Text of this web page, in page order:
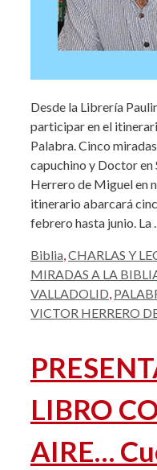
Desde la Librería
participar en el
Palabra. Cinco
capuchino y Doctor
Herrero de Miguel en
itinerario abarcará
febrero hasta junio. La
Etiquetas
Biblia CHARLAS Y
MIRADAS A LA
VALLADOLID
VICTOR HERRERO
LIBRO
AIRE…